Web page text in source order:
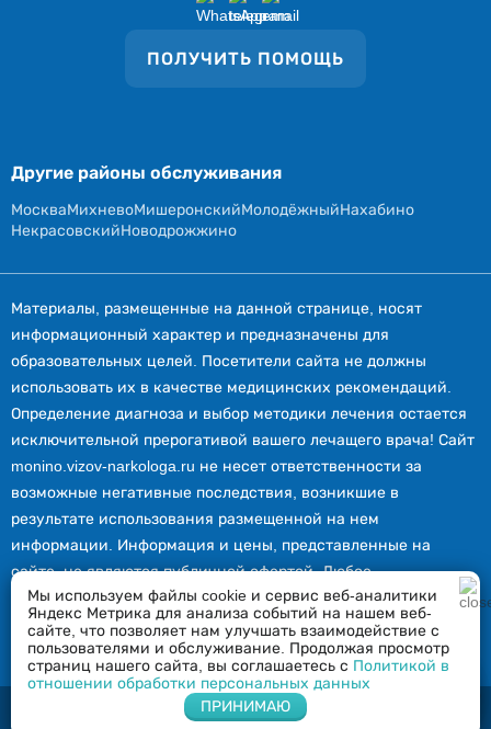
ПОЛУЧИТЬ ПОМОЩЬ
Другие районы обслуживания
МоскваМихневоМишеронскийМолодёжныйНахабино
НекрасовскийНоводрожжино
Материалы, размещенные на данной странице, носят
информационный характер и предназначены для
образовательных целей. Посетители сайта не должны
использовать их в качестве медицинских рекомендаций.
Определение диагноза и выбор методики лечения остается
исключительной прерогативой вашего лечащего врача! Сайт
monino.vizov-narkologa.ru не несет ответственности за
возможные негативные последствия, возникшие в
результате использования размещенной на нем
информации. Информация и цены, представленные на
сайте, не являются публичной офертой. Любое
использование или копирование материалов сайта
допускается лишь с разрешения правообладателя и только
со ссылкой на источник: monino.vizov-narkologa.ru.
2026 © Вызов нарколога в Монино
Мы используем файлы cookie и сервис веб-аналитики
Яндекс Метрика для анализа событий на нашем веб-
сайте, что позволяет нам улучшать взаимодействие с
пользователями и обслуживание. Продолжая просмотр
страниц нашего сайта, вы соглашаетесь с Политикой в
отношении обработки персональных данных
ПРИНИМАЮ
Напишите нам в Whatsapp